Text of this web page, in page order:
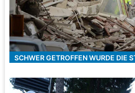
SCHWER GETROFFEN WURDE DIE